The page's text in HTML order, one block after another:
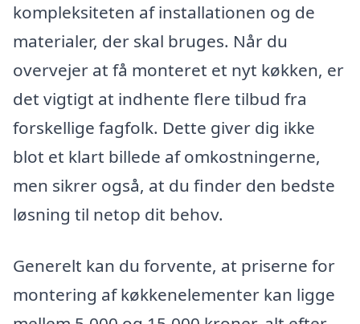
kompleksiteten af installationen og de
materialer, der skal bruges. Når du
overvejer at få monteret et nyt køkken, er
det vigtigt at indhente flere tilbud fra
forskellige fagfolk. Dette giver dig ikke
blot et klart billede af omkostningerne,
men sikrer også, at du finder den bedste
løsning til netop dit behov.
Generelt kan du forvente, at priserne for
montering af køkkenelementer kan ligge